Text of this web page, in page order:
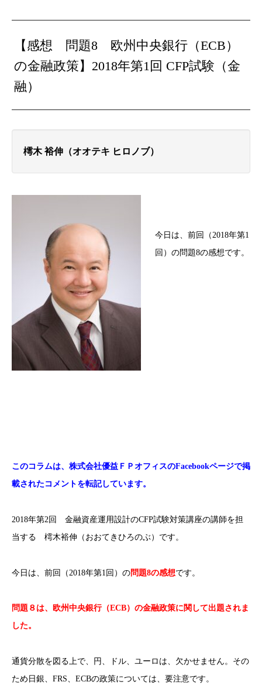
【感想 問題8 欧州中央銀行（ECB）
の金融政策】2018年第1回 CFP試験（金
融）
樗木 裕伸（オオテキ ヒロノブ）
今日は、前回（2018年第1
回）の問題8の感想です。
このコラムは、株式会社優益ＦＰオフィスのFacebookページで掲
載されたコメントを転記しています。
2018年第2回 金融資産運用設計のCFP試験対策講座の講師を担
当する 樗木裕伸（おおてきひろのぶ）です。
今日は、前回（2018年第1回）の問題8の感想です。
問題８は、欧州中央銀行（ECB）の金融政策に関して出題されま
した。
通貨分散を図る上で、円、ドル、ユーロは、欠かせません。その
ため日銀、FRS、ECBの政策については、要注意です。